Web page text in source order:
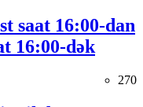
saat 16:00-dan
16:00-dək
270